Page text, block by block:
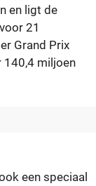
en ligt de
21
Grand Prix
140,4 miljoen
een speciaal